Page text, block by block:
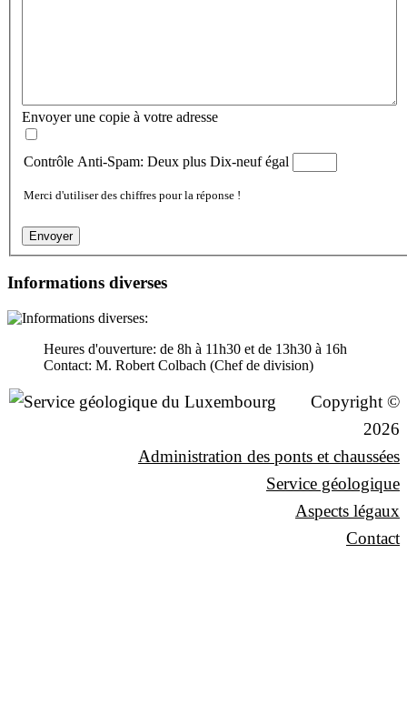
Envoyer une copie à votre adresse
Contrôle Anti-Spam: Deux plus Dix-neuf égal
Merci d'utiliser des chiffres pour la réponse !
Envoyer
Informations diverses
Heures d'ouverture: de 8h à 11h30 et de 13h30 à 16h
Contact: M. Robert Colbach (Chef de division)
Copyright ©
2026
Administration des ponts et chaussées
Service géologique
Aspects légaux
Contact